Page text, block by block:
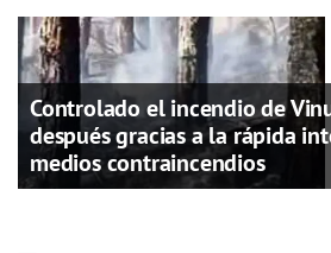
Controlado el incendio de
después gracias a la rápida
medios contraincendios